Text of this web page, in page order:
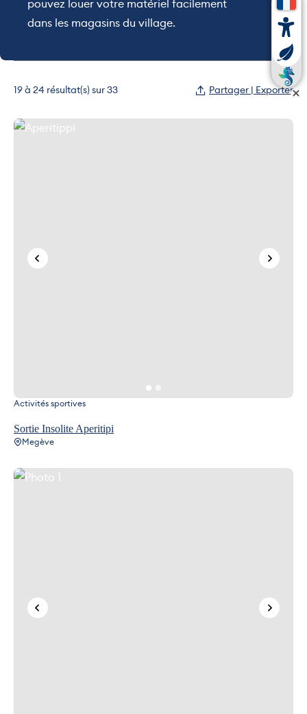
pouvez louer votre matériel facilement
dans les magasins du village.
19 à 24 résultat(s) sur 33 Partager | Exporter
Sortie Insolite Aperitipi
Activités sportives
Megève
Aperitippi
Photo 1